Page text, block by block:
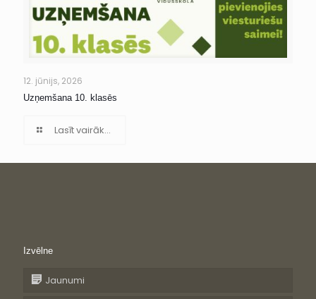
12. jūnijs, 2026
Uzņemšana 10. klasēs
Lasīt vairāk...
Izvēlne
Jaunumi